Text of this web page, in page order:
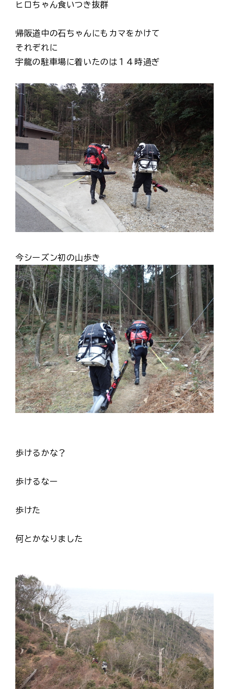
ヒロちゃん食いつき抜群
帰阪道中の石ちゃんにもカマをかけて
それぞれに
宇龍の駐車場に着いたのは１４時過ぎ
今シーズン初の山歩き
歩けるかな？
歩けるなー
歩けた
何とかなりました